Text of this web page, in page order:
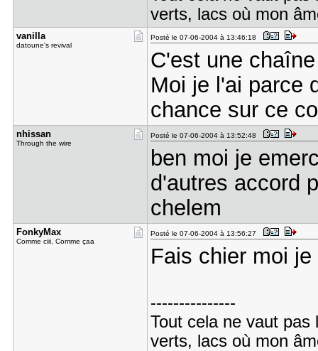
verts, lacs où mon
vanilla
datoune's revival
Posté le 07-06-2004 à 13:46:18
C'est une
Moi je l'ai parce
chance sur ce
nhissan
Through the wire
Posté le 07-06-2004 à 13:52:48
ben moi je
d'autres accord
chelem
FonkyMax
Comme ciii, Comme çaa
Posté le 07-06-2004 à 13:56:27
Fais chier moi
---------------
Tout cela ne vaut
verts, lacs où mon